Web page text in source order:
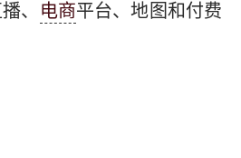
、 电商平台、地图和付费